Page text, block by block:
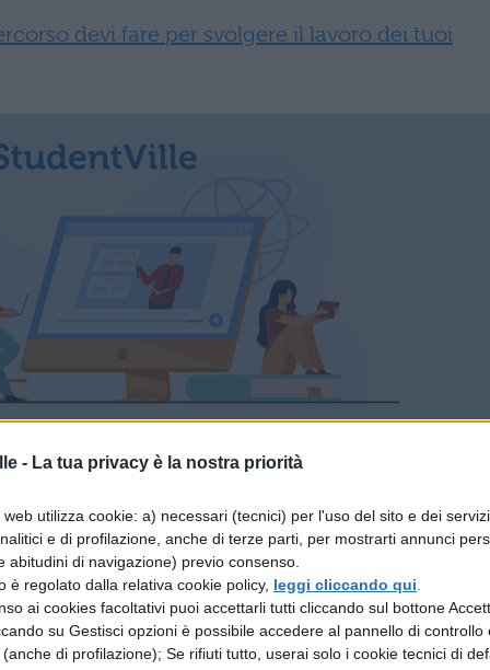
- La tua privacy è la nostra priorità
utilizza cookie: a) necessari (tecnici) per l'uso del sito e dei
e di profilazione, anche di terze parti, per mostrarti annunci
abitudini di navigazione) previo consenso.
è regolato dalla relativa cookie policy, leggi cliccando qui
ai cookies facoltativi puoi accettarli tutti cliccando sul bottone
su Gestisci opzioni è possibile accedere al pannello di controllo
di profilazione); Se rifiuti tutto, userai solo i cookie tecnici di
devi fare per svolgere il lavoro dei tuoi
cosa fa
corrette e che non lascino spazio ad
di cosa si occupa vogliamo darvi la
protezione disoftware e hardwareda
tali software e hardware da accessi,